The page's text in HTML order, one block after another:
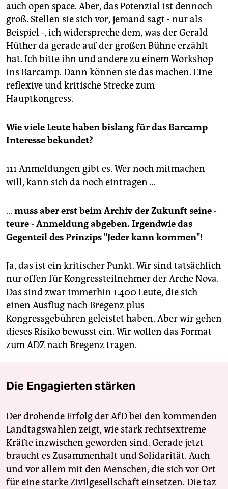
auch open space. Aber, das Potenzial ist dennoch
groß. Stellen sie sich vor, jemand sagt - nur als
Beispiel -, ich widerspreche dem, was der Gerald
Hüther da gerade auf der großen Bühne erzählt
hat. Ich bitte ihn und andere zu einem Workshop
ins Barcamp. Dann können sie das machen. Eine
reflexive und kritische Strecke zum
Hauptkongress.
Wie viele Leute haben bislang für das Barcamp
Interesse bekundet?
111 Anmeldungen gibt es. Wer noch mitmachen
will, kann sich da noch eintragen …
… muss aber erst beim Archiv der Zukunft seine -
teure - Anmeldung abgeben. Irgendwie das
Gegenteil des Prinzips "Jeder kann kommen"!
Ja, das ist ein kritischer Punkt. Wir sind tatsächlich
nur offen für Kongressteilnehmer der Arche Nova.
Das sind zwar immerhin 1.400 Leute, die sich
einen Ausflug nach Bregenz plus
Kongressgebühren geleistet haben. Aber wir gehen
dieses Risiko bewusst ein. Wir wollen das Format
zum ADZ nach Bregenz tragen.
Die Engagierten stärken
Der drohende Erfolg der AfD bei den kommenden
Landtagswahlen zeigt, wie stark rechtsextreme
Kräfte inzwischen geworden sind. Gerade jetzt
braucht es Zusammenhalt und Solidarität. Auch
und vor allem mit den Menschen, die sich vor Ort
für eine starke Zivilgesellschaft einsetzen. Die taz